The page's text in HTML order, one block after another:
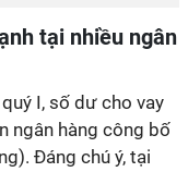
tại nhiều ngân
I, số dư cho vay
ngân hàng công bố
Đáng chú ý, tại